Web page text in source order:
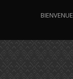
BIENVENUE